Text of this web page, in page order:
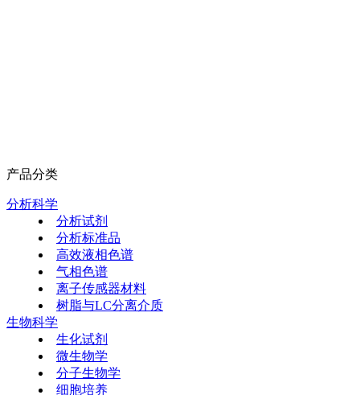
产品分类
分析科学
分析试剂
分析标准品
高效液相色谱
气相色谱
离子传感器材料
树脂与LC分离介质
生物科学
生化试剂
微生物学
分子生物学
细胞培养